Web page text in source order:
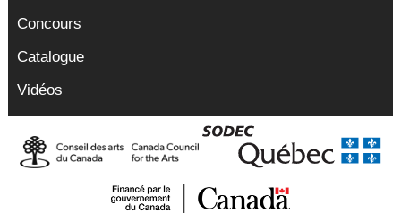
Concours
Catalogue
Vidéos